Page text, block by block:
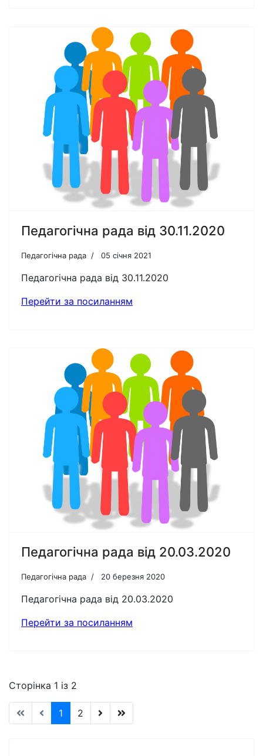
Педагогічна рада від 30.11.2020
Педагогічна рада 05 січня 2021
Педагогічна рада від 30.11.2020
Перейти за посиланням
Педагогічна рада від 20.03.2020
Педагогічна рада 20 березня 2020
Педагогічна рада від 20.03.2020
Перейти за посиланням
Сторінка 1 із 2
1 2